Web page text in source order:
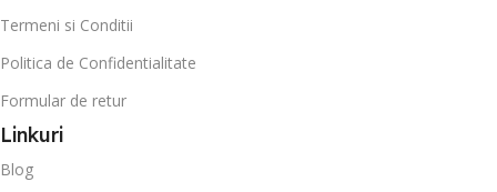
Termeni si Conditii
Politica de Confidentialitate
Formular de retur
Linkuri
Blog